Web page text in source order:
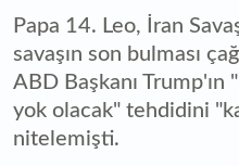
Papa 14. Leo, İran
savaşın son bulması
ABD Başkanı Trump'ın
yok olacak" tehdidini
nitelemişti.